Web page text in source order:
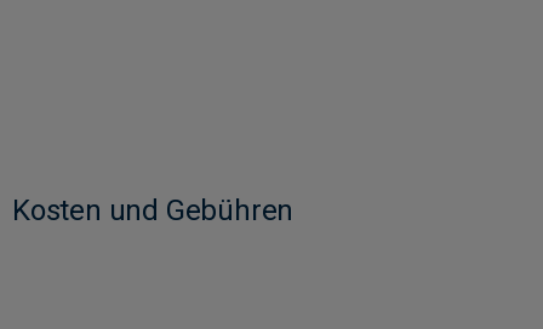
Kosten und Gebühren